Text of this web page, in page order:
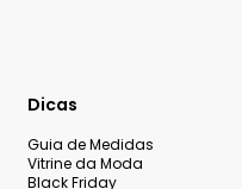
Dicas
Guia de Medidas
Vitrine da Moda
Black Friday